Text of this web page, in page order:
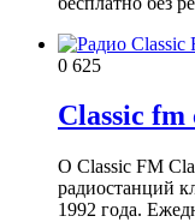
0 625
Classic fm
О Classic FM
радиостанций
1992 года.